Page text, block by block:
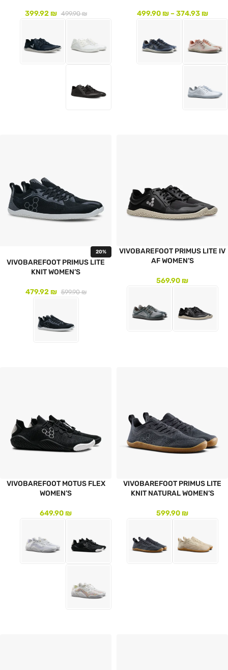
374.93₪
–
499.90₪
499.90₪
399.92₪
VIVOBAREFOOT PRIMUS LITE IV
AF WOMEN’S
569.90₪
20%
VIVOBAREFOOT PRIMUS LITE
KNIT WOMEN’S
599.90₪
479.92₪
VIVOBAREFOOT PRIMUS LITE
KNIT NATURAL WOMEN’S
599.90₪
VIVOBAREFOOT MOTUS FLEX
WOMEN’S
649.90₪